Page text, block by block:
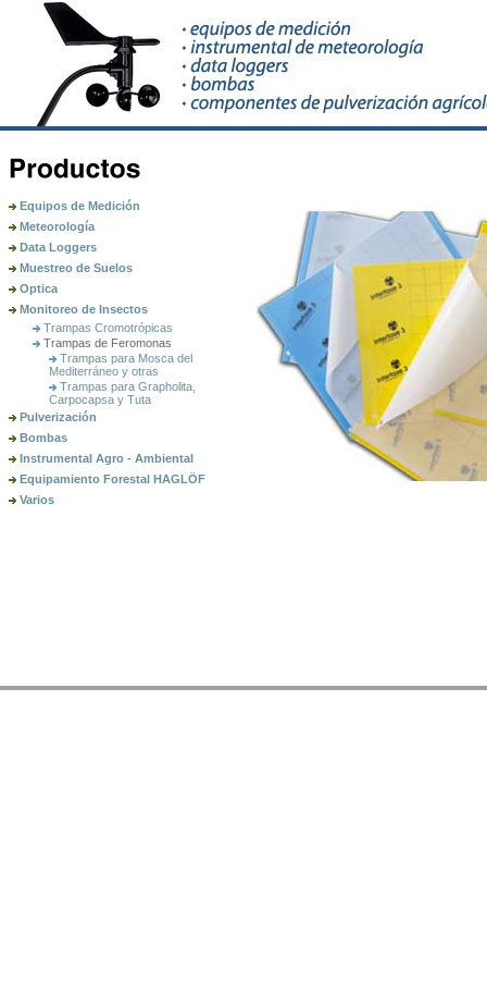
Equipos de Medición
Meteorología
Data Loggers
Muestreo de Suelos
Optica
Monitoreo de Insectos
Trampas Cromotrópicas
Trampas de Feromonas
Trampas para Mosca del
Mediterráneo y otras
Trampas para Grapholita,
Carpocapsa y Tuta
Pulverización
Bombas
Instrumental Agro - Ambiental
Equipamiento Forestal HAGLÖF
Varios